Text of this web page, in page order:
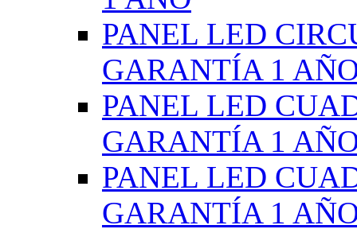
PANEL LED
GARANTÍA 1
PANEL LED
GARANTÍA 1
PANEL LED
GARANTÍA 1